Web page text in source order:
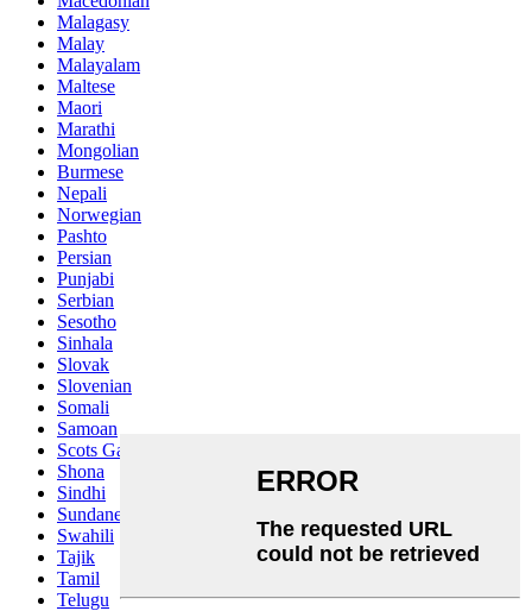
Malagasy
Malay
Malayalam
Maltese
Maori
Marathi
Mongolian
Burmese
Nepali
Norwegian
Pashto
Persian
Punjabi
Serbian
Sesotho
Sinhala
Slovak
Slovenian
Somali
Samoan
Scots Gaelic
Shona
Sindhi
Sundanese
Swahili
Tajik
Tamil
Telugu